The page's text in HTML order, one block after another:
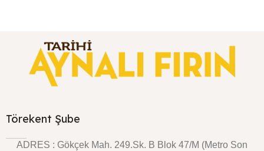
Törekent Şube
ADRES : Gökçek Mah. 249.Sk. B Blok 47/M (Metro Son